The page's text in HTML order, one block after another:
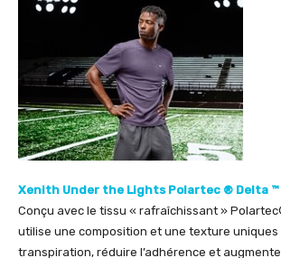
Xenith Under the Lights Polartec ® Delta ™
Conçu avec le tissu « rafraîchissant »
utilise une composition et une texture uniques
transpiration, réduire l’adhérence et